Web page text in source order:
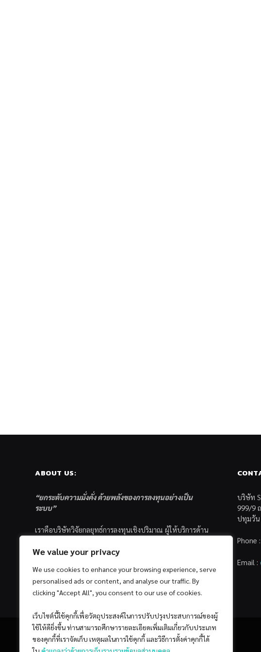
We value your privacy
We use cookies to enhance your browsing experience, serve
personalised ads or content, and analyse our traffic. By
clicking "Accept All", you consent to our use of cookies.
เว็บไซต์นี้ใช้คุกกี้เพื่อวัตถุประสงค์ในการปรับปรุงประสบการณ์ของผู้
ใช้ให้ดียิ่งขึ้น ท่านสามารถศึกษารายละเอียดเพิ่มเติมเกี่ยวกับประเภท
ของคุกกี้ที่เราจัดเก็บ เหตุผลในการใช้คุกกี้ และวิธีการตั้งค่าคุกกี้ได้
ABOUT US:
“ยกระดับความมั่งคั่ง ด้วยพลังของการลงทุนอย่างเป็น
ระบบ”
เราคือบริษัทวิจัยกลยุทธ์การลงทุนเชิงปริมาณ ผู้ให้บริการด้าน
ส่วนบุคคล ซึ่งมีเป้าหมายที่จะช่วยเหลือให้นักลงทุนไทย
ด้วยแนวคิดและกระบวนการลงทุนอย่างเป็นระบบแบบ
Quantitative & Systematic Investing
บริษัท
999/9
ปทุมวัน
Phone
Email :